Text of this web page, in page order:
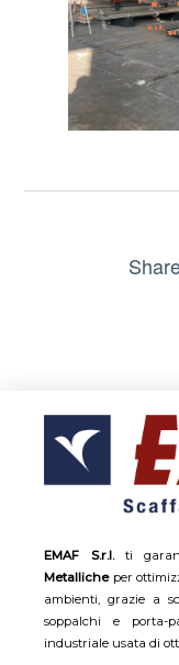
EMAF S.r.l.ti
Metallicheper
ambienti, grazie a
soppalchi e porta-
industriale usata di